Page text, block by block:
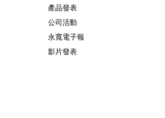
產品發表
公司活動
永寬電子報
影片發表